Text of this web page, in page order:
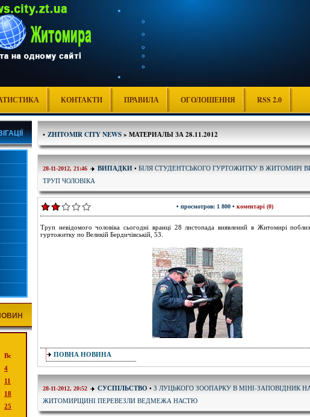
КОНТАКТИ ПРАВИЛА ОГОЛОШЕННЯ RSS 2.0
Вс
4
11
18
25
• ZHITOMIR CITY NEWS» МАТЕРИАЛЫ ЗА 28.11.2012
28-11-2012, 21:46 ВИПАДКИ • БІЛЯ СТУДЕНТСЬКОГО ГУРТОЖИТКУ В ЖИТОМИРІ
ТРУП ЧОЛОВІКА
• просмотров: 1 800 • коментарі (0)
Труп невідомого чоловіка сьогодні вранці 28 листопада виявлений в Житомирі
гуртожитку по Великій Бердичівській, 53.
ПОВНА НОВИНА
28-11-2012, 20:52 СУСПІЛЬСТВО • З ЛУЦЬКОГО ЗООПАРКУ В МІНІ-ЗАПОВІДНИК
ЖИТОМИРЩИНІ ПЕРЕВЕЗЛИ ВЕДМЕЖА НАСТЮ